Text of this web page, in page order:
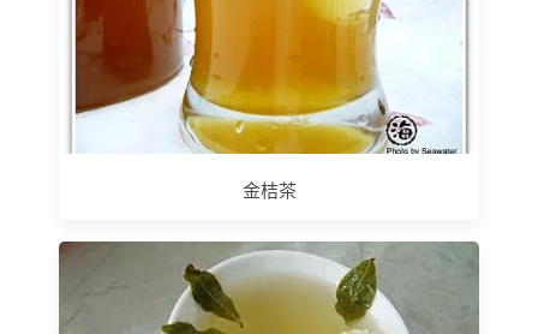
金桔茶